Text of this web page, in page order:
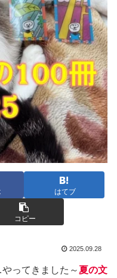
はてブ
コピー
2025.09.28
ってきました～夏の文